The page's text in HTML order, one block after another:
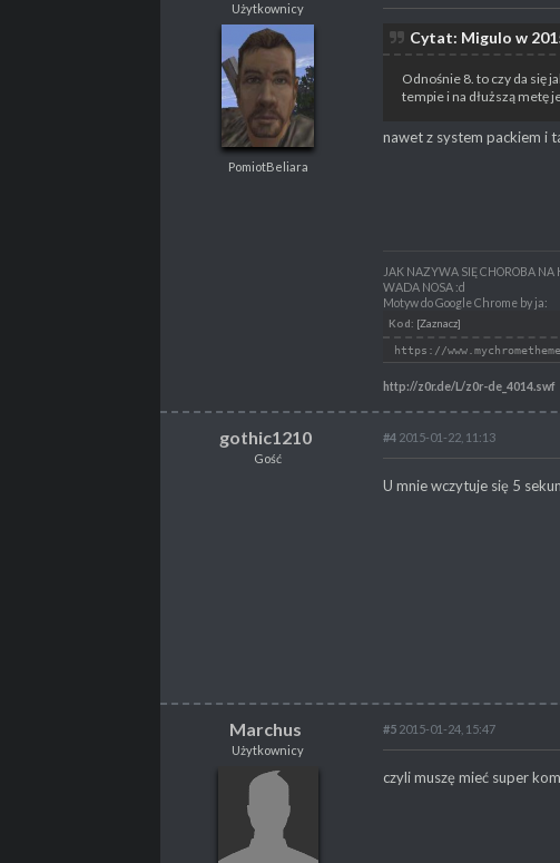
siewka181
Użytkownicy
PomiotBeliara
POSTY
Użytkownicy
PomiotBeliara
Cytat: Migulo w
Odnośnie 8. to czy da się
tempie i na dłuższą metę
nawet z system packiem i
JAK NAZYWA SIĘ CHOROBA
WADA NOSA :d
Motyw do Google Chrome by ja:
Kod: [Zaznacz]
https://
http://z0r.de/L/z0r-de_4014.swf
gothic1210
Gość
#4 2015-01-22, 11:13
U mnie wczytuje się 5
Marchus
Użytkownicy
#5 2015-01-24, 15:47
czyli muszę mieć super